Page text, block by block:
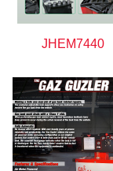
JHEM7440